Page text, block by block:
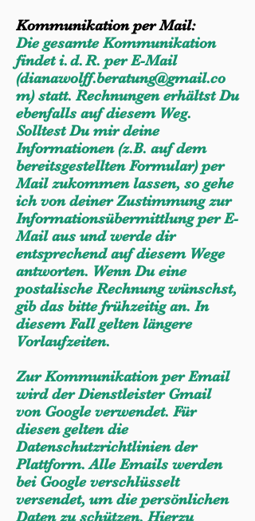
Kommunikation per Mail:
Die gesamte Kommunikation
findet i. d. R. per E-Mail
(dianawolff.beratung@gmail.co
m) statt. Rechnungen erhältst Du
ebenfalls auf diesem Weg.
Solltest Du mir deine
Informationen (z.B. auf dem
bereitsgestellten Formular) per
Mail zukommen lassen, so gehe
ich von deiner Zustimmung zur
Informationsübermittlung per E-
Mail aus und werde dir
entsprechend auf diesem Wege
antworten. Wenn Du eine
postalische Rechnung wünschst,
gib das bitte frühzeitig an. In
diesem Fall gelten längere
Vorlaufzeiten.
Zur Kommunikation per Email
wird der Dienstleister Gmail
von Google verwendet. Für
diesen gelten die
Datenschutzrichtlinien der
Plattform. Alle Emails werden
bei Google verschlüsselt
versendet, um die persönlichen
Daten zu schützen. Hierzu